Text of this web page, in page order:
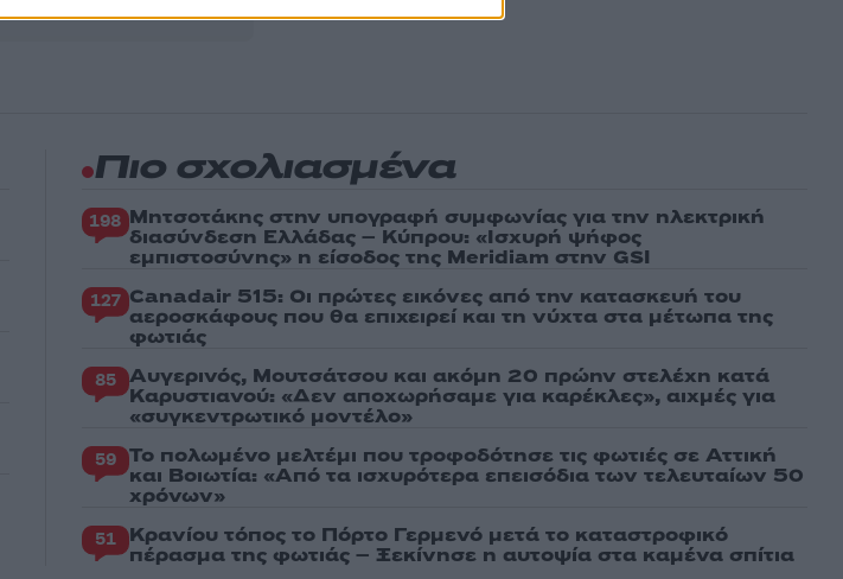
Πιο σχολιασμένα
198 Μητσοτάκης στην υπογραφή συμφωνίας για την ηλεκτρική
διασύνδεση Ελλάδας – Κύπρου: «Ισχυρή ψήφος
εμπιστοσύνης» η είσοδος της Meridiam στην GSI
127 Canadair 515: Οι πρώτες εικόνες από την κατασκευή του
αεροσκάφους που θα επιχειρεί και τη νύχτα στα μέτωπα της
φωτιάς
85 Αυγερινός, Μουτσάτσου και ακόμη 20 πρώην στελέχη κατά
Καρυστιανού: «Δεν αποχωρήσαμε για καρέκλες», αιχμές για
«συγκεντρωτικό μοντέλο»
59 Το πολωμένο μελτέμι που τροφοδότησε τις φωτιές σε Αττική
και Βοιωτία: «Από τα ισχυρότερα επεισόδια των τελευταίων 50
χρόνων»
51 Κρανίου τόπος το Πόρτο Γερμενό μετά το καταστροφικό
πέρασμα της φωτιάς – Ξεκίνησε η αυτοψία στα καμένα σπίτια